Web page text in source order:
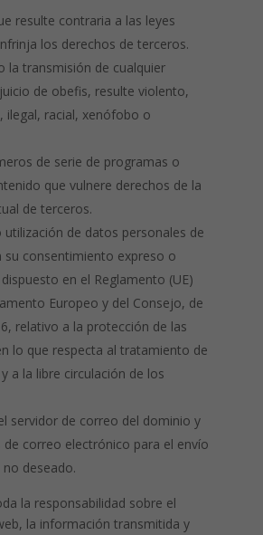
resulte contraria a las leyes
los derechos de terceros.
la transmisión de cualquier
de obefis, resulte violento,
ilegal, racial, xenófobo o
de serie de programas o
que vulnere derechos de la
de terceros.
utilización de datos personales de
su consentimiento expreso o
en el Reglamento (UE)
Europeo y del Consejo, de
relativo a la protección de las
lo que respecta al tratamiento de
a la libre circulación de los
servidor de correo del dominio y
de correo electrónico para el envío
deseado.
la responsabilidad sobre el
la información transmitida y